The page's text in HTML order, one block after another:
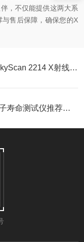
，不仅能提供这两大系
售后保障，确保您的X
洞悉微观本源：布鲁克 SkyScan 2214 X射线显微成像系统
束蕴仪器 MDpicts pro 少子寿命测试仪推荐报告